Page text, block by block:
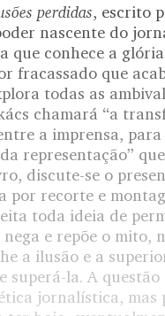
perdidas, escrito
nascente do
que conhece a
fracassado que
todas as
chamará “a
a imprensa,
representação”
discute-se o
recorte e
toda ideia de
e repõe o mito,
a ilusão e a
superá-la. A
jornalística, mas